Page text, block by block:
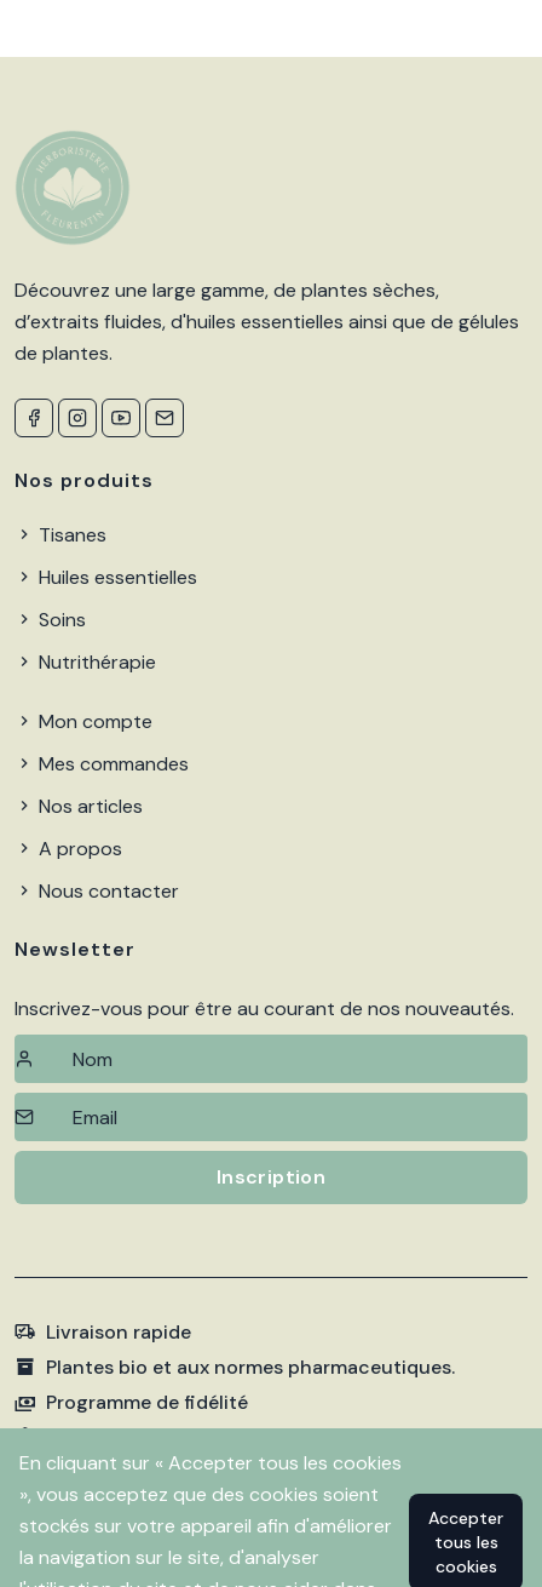
En cliquant sur « Accepter tous les cookies
», vous acceptez que des cookies soient
stockés sur votre appareil afin d'améliorer
la navigation sur le site, d'analyser
Accepter
tous les
cookies
Découvrez une large gamme, de plantes sèches,
d’extraits fluides, d'huiles essentielles ainsi que de gélules
de plantes.
Nos produits
Tisanes
Huiles essentielles
Soins
Nutrithérapie
Mon compte
Mes commandes
Nos articles
A propos
Nous contacter
Newsletter
Inscrivez-vous pour être au courant de nos nouveautés.
Inscription
Livraison rapide
Plantes bio et aux normes pharmaceutiques.
Programme de fidélité
Paiements sécurisés
2026 Pharmacie Fleurentin. Propulsé par Flitbix.com